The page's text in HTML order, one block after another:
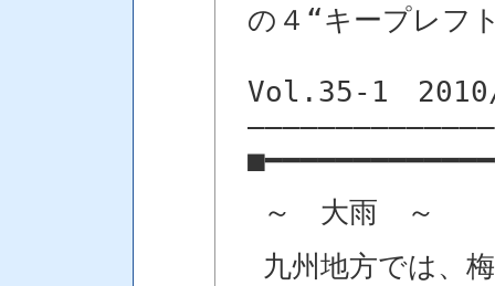
の４“キープレフ
Vol.35-1
～ 大雨 ～
九州地方では、